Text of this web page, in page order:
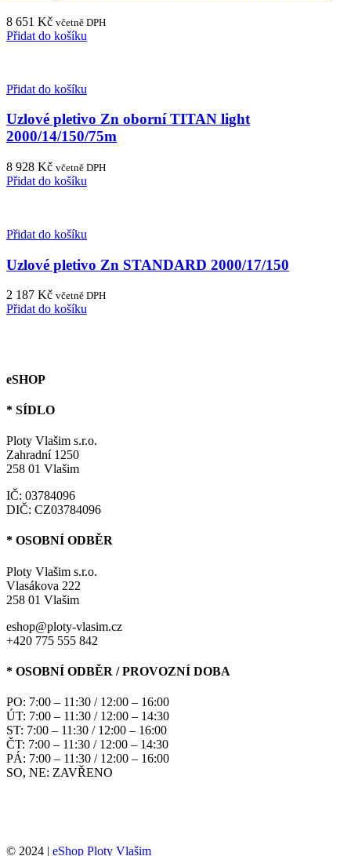
8 651 Kč včetně DPH
Přidat do košíku
Přidat do košíku
Uzlové pletivo Zn oborní TITAN light
2000/14/150/75m
8 928 Kč včetně DPH
Přidat do košíku
Přidat do košíku
Uzlové pletivo Zn STANDARD 2000/17/150
2 187 Kč včetně DPH
Přidat do košíku
eSHOP
* SÍDLO
Ploty Vlašim s.r.o.
Zahradní 1250
258 01 Vlašim
IČ: 03784096
DIČ: CZ03784096
* OSOBNÍ ODBĚR
Ploty Vlašim s.r.o.
Vlasákova 222
258 01 Vlašim
eshop@ploty-vlasim.cz
+420 775 555 842
* OSOBNÍ ODBĚR / PROVOZNÍ DOBA
PO: 7:00 – 11:30 / 12:00 – 16:00
ÚT: 7:00 – 11:30 / 12:00 – 14:30
ST: 7:00 – 11:30 / 12:00 – 16:00
ČT: 7:00 – 11:30 / 12:00 – 14:30
PÁ: 7:00 – 11:30 / 12:00 – 16:00
SO, NE: ZAVŘENO
© 2024 | eShop Ploty Vlašim